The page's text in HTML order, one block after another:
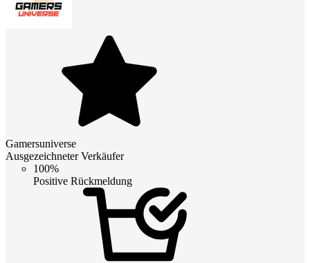
Gamersuniverse
Ausgezeichneter Verkäufer
100%
Positive Rückmeldung